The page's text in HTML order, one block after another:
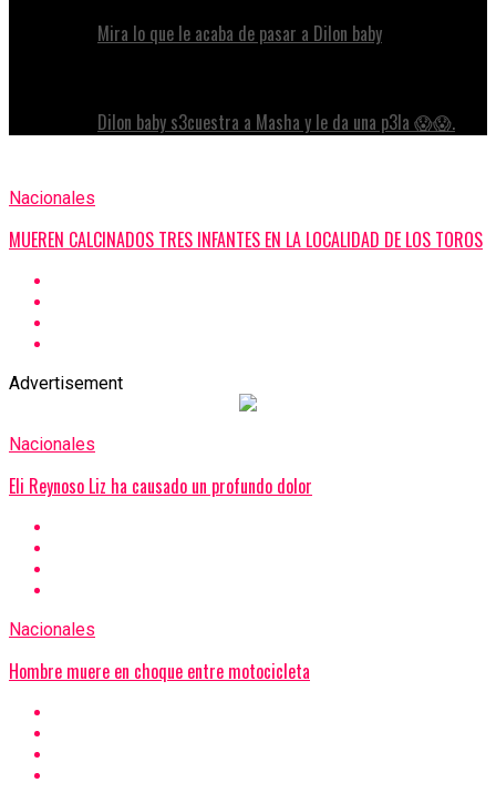
Mira lo que le acaba de pasar a Dilon baby
Dilon baby s3cuestra a Masha y le da una p3la 😱😱.
Nacionales
MUEREN CALCINADOS TRES INFANTES EN LA LOCALIDAD DE LOS TOROS
Advertisement
Nacionales
Eli Reynoso Liz ha causado un profundo dolor
Nacionales
Hombre muere en choque entre motocicleta